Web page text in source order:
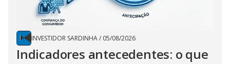
INVESTIDOR SARDINHA/ 05/08/2026
Indicadores antecedentes: o que